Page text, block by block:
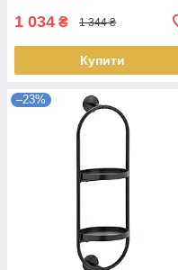
1 034 ₴ 1 344 ₴
Купити
–23%